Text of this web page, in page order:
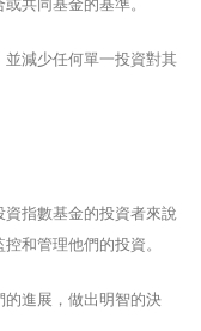
共同基金的基準。
減少任何單一投資對其
指數基金的投資者來說
和管理他們的投資。
進展，做出明智的決